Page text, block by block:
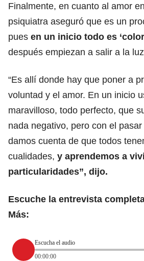
Finalmente, en cuanto al amor
psiquiatra aseguró que es un
pues en un inicio todo es
después empiezan a salir a la
“Es allí donde hay que poner a
voluntad y el amor. En un inicio
maravilloso, todo perfecto, que
nada negativo, pero con el
damos cuenta de que todos
cualidades, y aprendemos a
particularidades”, dijo.
Escuche la entrevista
Más:
Escucha el audio
00:00:00